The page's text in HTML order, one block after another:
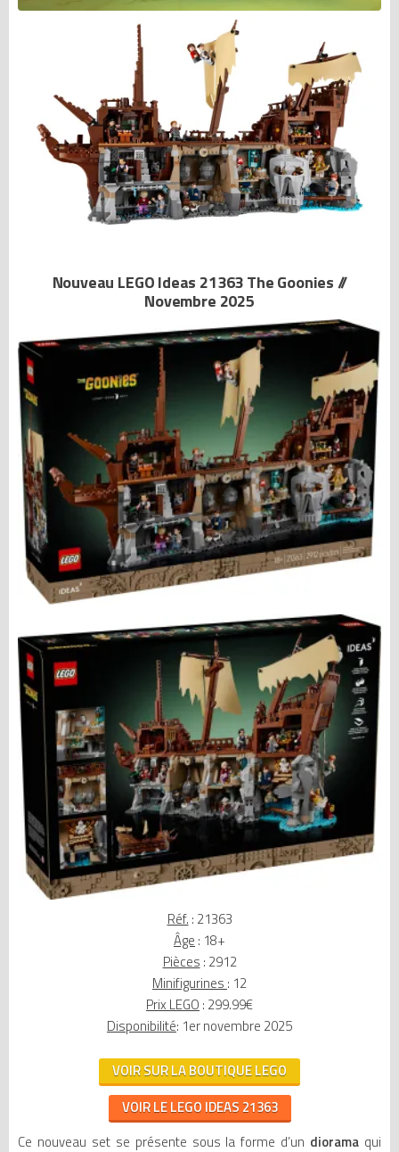
Nouveau LEGO Ideas 21363 The Goonies //
Novembre 2025
Réf. : 21363
Âge : 18+
Pièces : 2912
Minifigurines : 12
Prix LEGO : 299.99€
Disponibilité: 1er novembre 2025
VOIR SUR LA BOUTIQUE LEGO
VOIR LE LEGO IDEAS 21363
Ce nouveau set se présente sous la forme d’un diorama qui